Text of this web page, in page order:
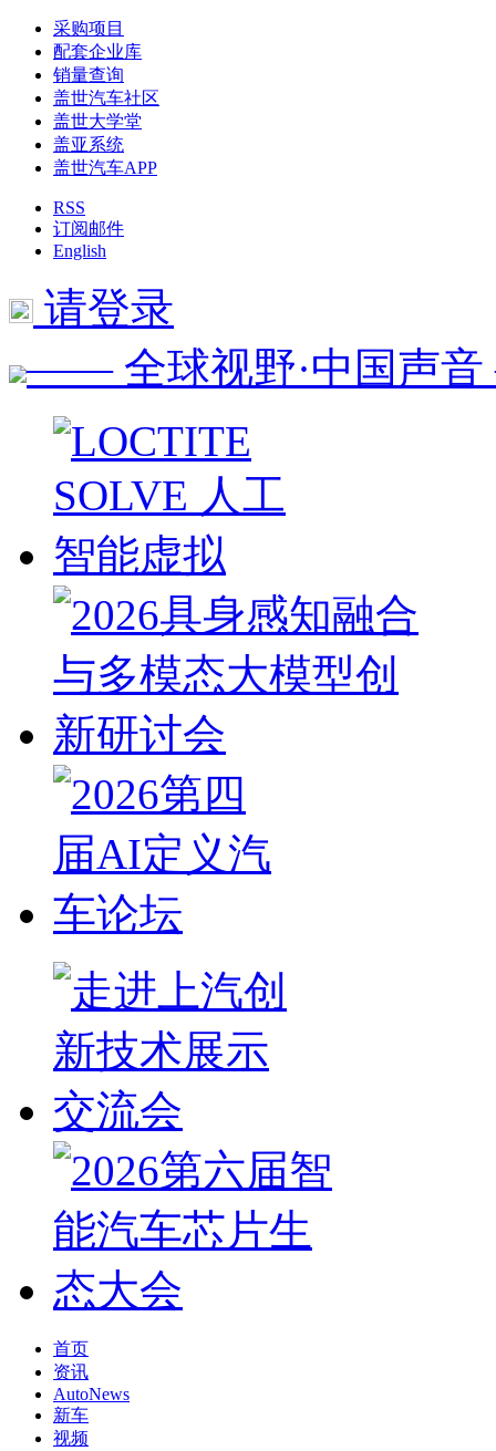
采购项目
配套企业库
销量查询
盖世汽车社区
盖世大学堂
盖亚系统
盖世汽车APP
RSS
订阅邮件
English
请登录
—— 全球视野·中国声
首页
资讯
AutoNews
新车
视频